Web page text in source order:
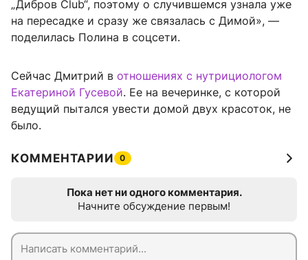
„Дибров Club“, поэтому о случившемся узнала уже
на пересадке и сразу же связалась с Димой», —
поделилась Полина в соцсети.
Сейчас Дмитрий в отношениях с нутрициологом
Екатериной Гусевой. Ее на вечеринке, с которой
ведущий пытался увести домой двух красоток, не
было.
КОММЕНТАРИИ 0
Пока нет ни одного комментария.
Начните обсуждение первым!